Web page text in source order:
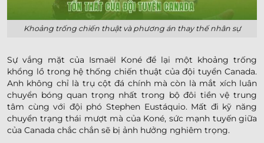
Khoảng trống chiến thuật và phương án thay thế nhân sự
Sự vắng mặt của Ismaël Koné để lại một khoảng trống
khổng lồ trong hệ thống chiến thuật của đội tuyển Canada.
Anh không chỉ là trụ cột đá chính mà còn là mắt xích luân
chuyển bóng quan trọng nhất trong bộ đôi tiền vệ trung
tâm cùng với đội phó Stephen Eustáquio. Mất đi kỹ năng
chuyển trạng thái mượt mà của Koné, sức mạnh tuyến giữa
của Canada chắc chắn sẽ bị ảnh hưởng nghiêm trọng.